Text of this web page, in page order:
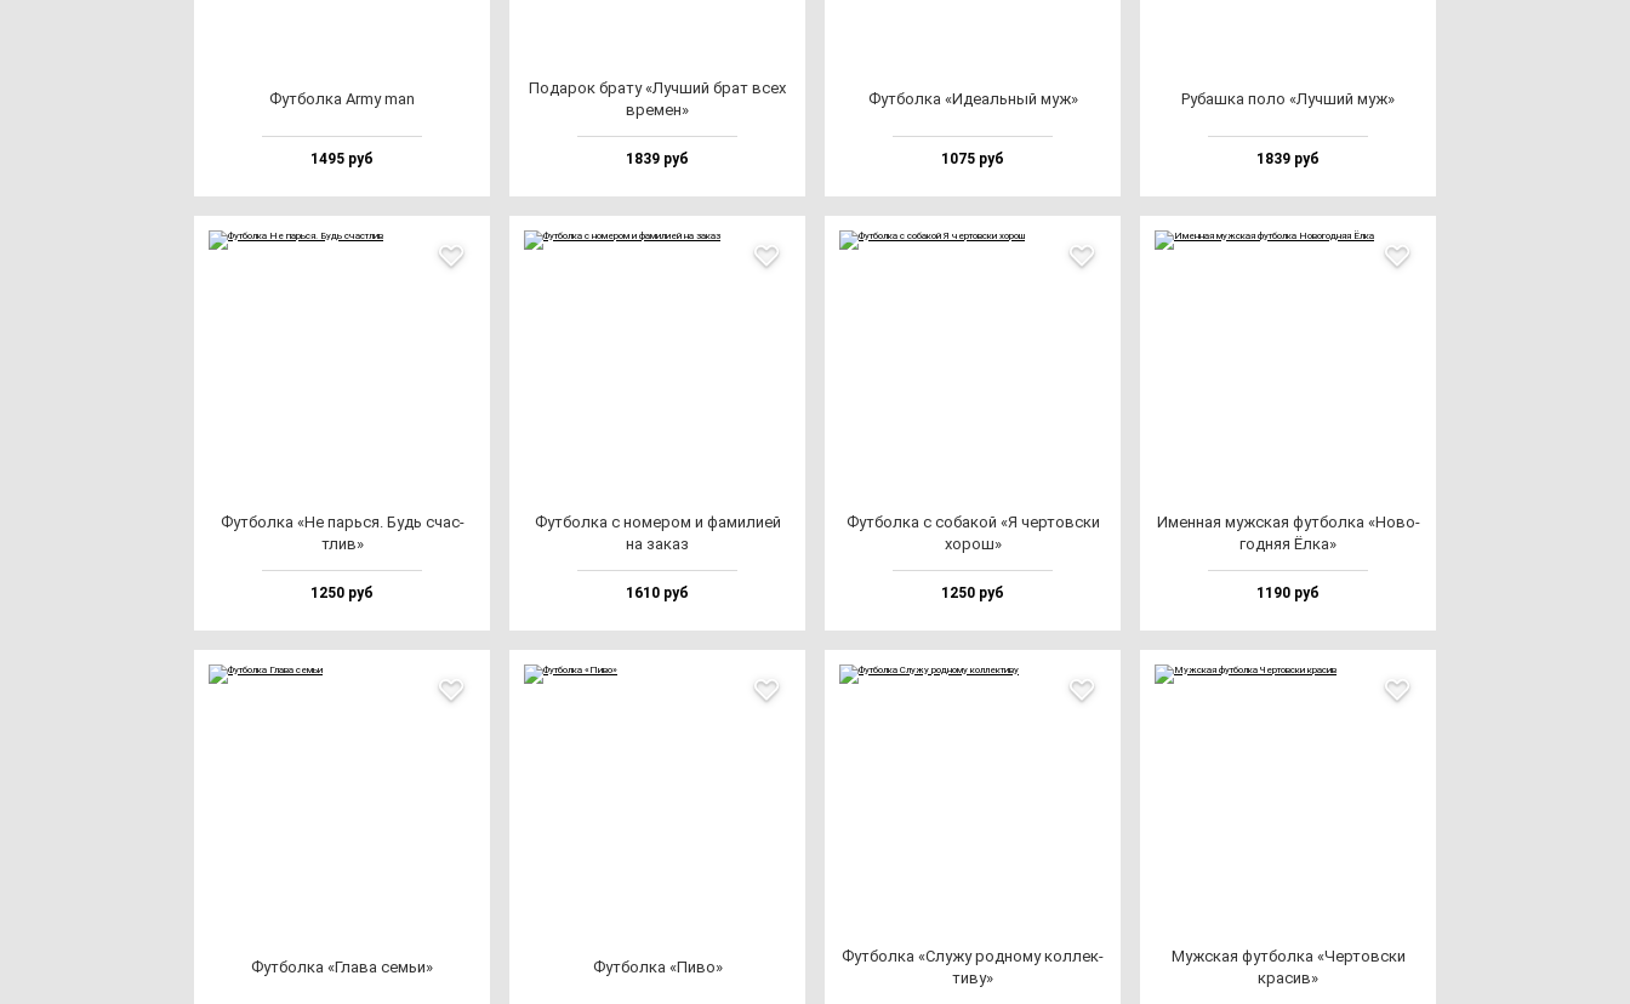
Фут­бол­ка Army man
1495 руб
Пода­рок бра­ту «Луч­ший брат всех
вре­мен»
1839 руб
Фут­бол­ка «Иде­аль­ный муж»
1075 руб
Рубаш­ка по­ло «Луч­ший муж»
1839 руб
Фут­бол­ка «Не парь­ся. Будь счас­
тлив»
1250 руб
Фут­бол­ка с но­ме­ром и фа­ми­лией
на за­каз
1610 руб
Фут­бол­ка с со­ба­кой «Я чер­тов­ски
хо­рош»
1250 руб
Имен­ная муж­ская фут­бол­ка «Ново­
год­няя Ёлка»
1190 руб
Фут­бол­ка «Гла­ва семьи» Фут­бол­ка «Пиво»
Фут­бол­ка «Слу­жу род­но­му кол­лек­
ти­ву»
Муж­ская фут­бол­ка «Чер­тов­ски
кра­сив»